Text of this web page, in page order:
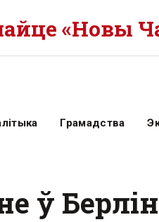
«Новы
Грамадства
ў